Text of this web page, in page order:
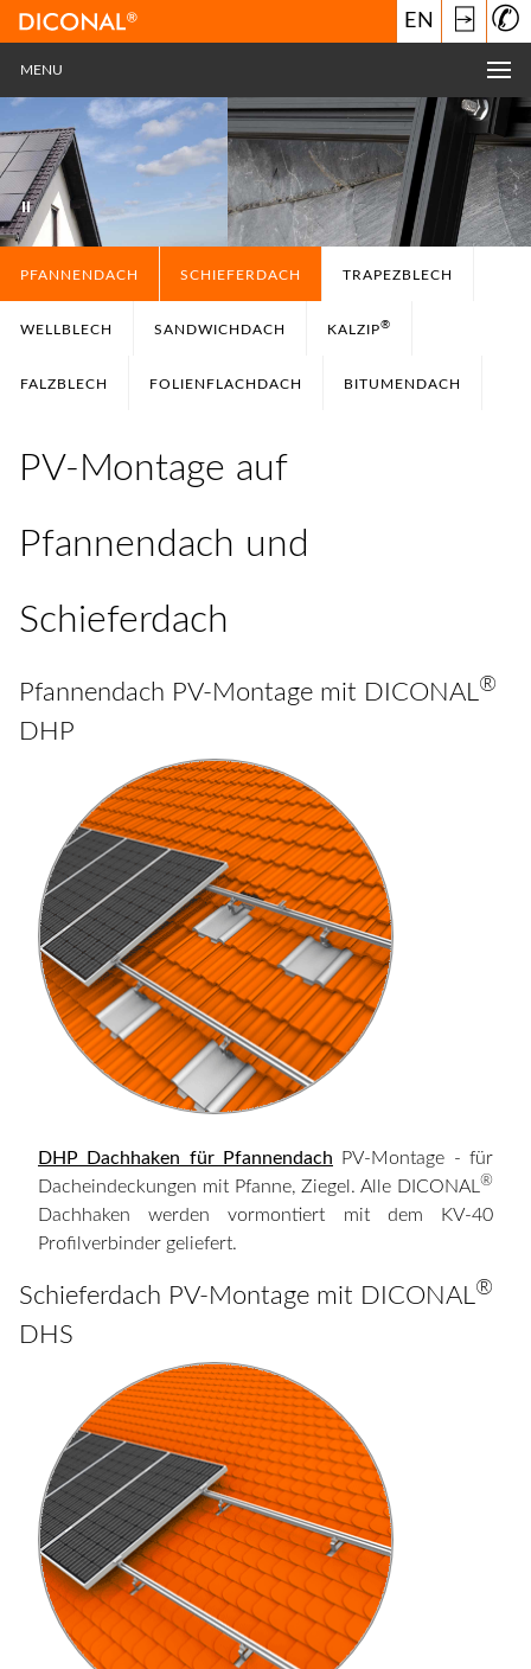
EN ⍈
MENU
PFANNENDACH SCHIEFERDACH TRAPEZBLECH
WELLBLECH SANDWICHDACH KALZIP®
FALZBLECH FOLIENFLACHDACH BITUMENDACH
PV-Montage auf
Pfannendach und
Schieferdach
Pfannendach PV-Montage mit DICONAL ®
DHP
DHP Dachhaken für Pfannendach PV-Montage - für
Dacheindeckungen mit Pfanne, Ziegel. Alle DICONAL ®
Dachhaken werden vormontiert mit dem KV-40
Profilverbinder geliefert.
Schieferdach PV-Montage mit DICONAL ®
DHS